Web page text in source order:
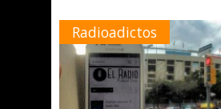
Radioadictos